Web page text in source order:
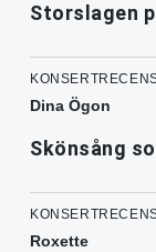
Storslagen
Dina Ögon
Skönsång
Roxette